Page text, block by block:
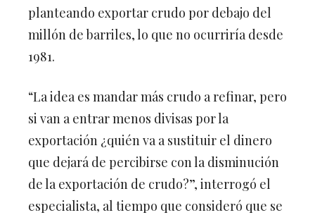
planteando exportar crudo por debajo del
millón de barriles, lo que no ocurriría desde
1981.
“La idea es mandar más crudo a refinar, pero
si van a entrar menos divisas por la
exportación ¿quién va a sustituir el dinero
que dejará de percibirse con la disminución
de la exportación de crudo?”, interrogó el
especialista, al tiempo que consideró que se